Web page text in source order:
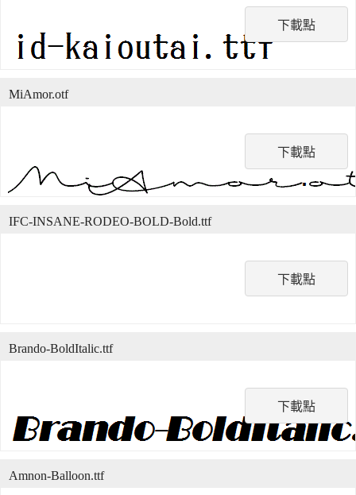
下載點
下載點
MiAmor.otf
下載點
IFC-INSANE-RODEO-BOLD-Bold.ttf
下載點
Brando-BoldItalic.ttf
Amnon-Balloon.ttf